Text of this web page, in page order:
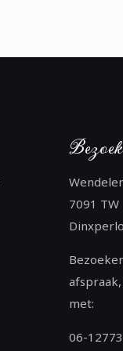
7091 TW
met:
06-